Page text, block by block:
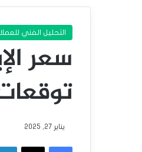
التحليل الفني
توقعات
يناير 27, 2025
فيسبوك
‫X